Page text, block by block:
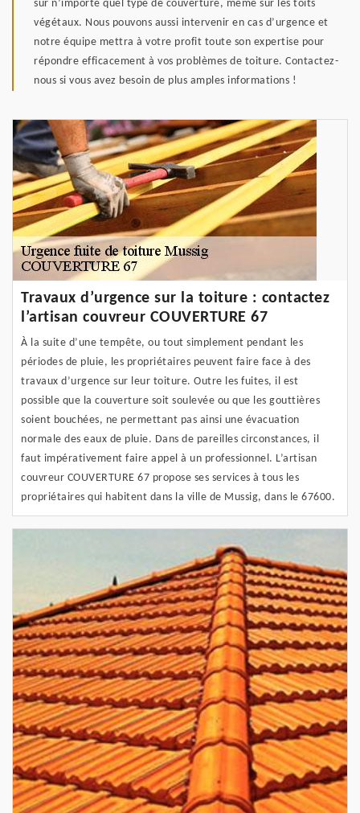
sur n’importe quel type de couverture, même sur les toits
végétaux. Nous pouvons aussi intervenir en cas d’urgence et
notre équipe mettra à votre profit toute son expertise pour
répondre efficacement à vos problèmes de toiture. Contactez-
nous si vous avez besoin de plus amples informations !
Travaux d’urgence sur la toiture : contactez
l’artisan couvreur COUVERTURE 67
À la suite d’une tempête, ou tout simplement pendant les
périodes de pluie, les propriétaires peuvent faire face à des
travaux d’urgence sur leur toiture. Outre les fuites, il est
possible que la couverture soit soulevée ou que les gouttières
soient bouchées, ne permettant pas ainsi une évacuation
normale des eaux de pluie. Dans de pareilles circonstances, il
faut impérativement faire appel à un professionnel. L’artisan
couvreur COUVERTURE 67 propose ses services à tous les
propriétaires qui habitent dans la ville de Mussig, dans le 67600.